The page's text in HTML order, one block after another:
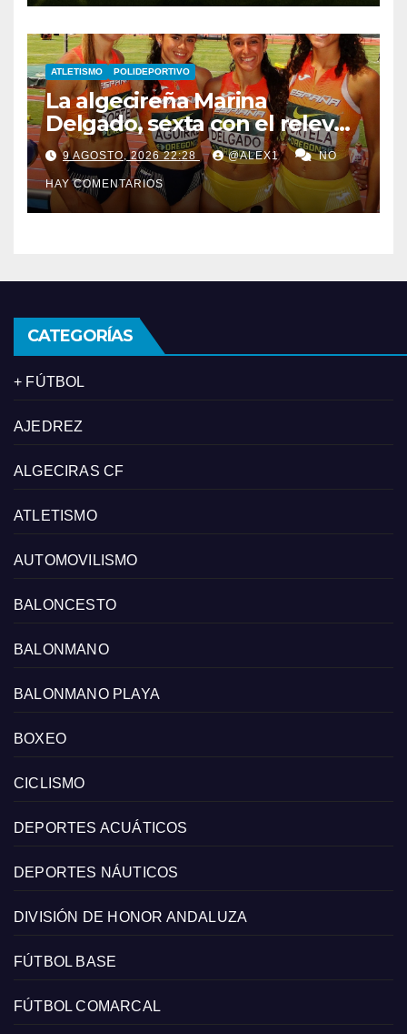
ATLETISMO POLIDEPORTIVO
La algecireña Marina
Delgado, sexta con el relevo
4×100 femenino español en
el Mundial Sub-20 de Eugene
9 AGOSTO, 2026 22:28 @ALEX1 NO
HAY COMENTARIOS
CATEGORÍAS
+ FÚTBOL
AJEDREZ
ALGECIRAS CF
ATLETISMO
AUTOMOVILISMO
BALONCESTO
BALONMANO
BALONMANO PLAYA
BOXEO
CICLISMO
DEPORTES ACUÁTICOS
DEPORTES NÁUTICOS
DIVISIÓN DE HONOR ANDALUZA
FÚTBOL BASE
FÚTBOL COMARCAL